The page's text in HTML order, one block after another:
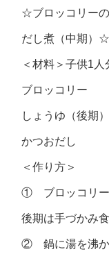
☆ブロッコリー
だし煮（中期）☆
＜材料＞子供1人
ブロッコリ
しょうゆ（後
かつおだ
＜作り方＞
① ブロッコリー
後期は手づかみ
② 鍋に湯を沸か